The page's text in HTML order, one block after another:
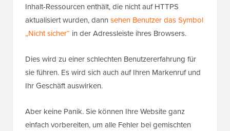
Inhalt-Ressourcen enthält, die nicht auf HTTPS
aktualisiert wurden, dann sehen Benutzer das Symbol
„Nicht sicher“ in der Adressleiste ihres Browsers.
Dies wird zu einer schlechten Benutzererfahrung für
sie führen. Es wird sich auch auf Ihren Markenruf und
Ihr Geschäft auswirken.
Aber keine Panik. Sie können Ihre Website ganz
einfach vorbereiten, um alle Fehler bei gemischten